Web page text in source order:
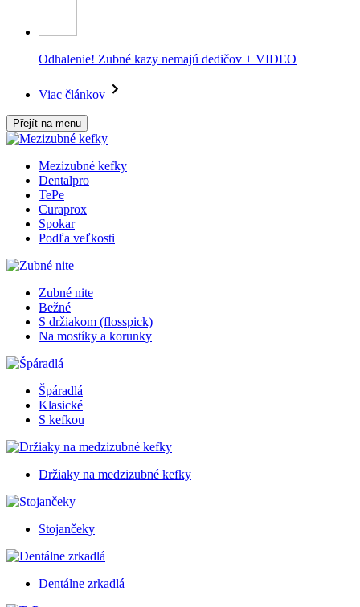
Odhalenie! Zubné kazy nemajú dedičov + VIDEO
Viac článkov
Přejít na menu
Mezizubné kefky
Dentalpro
TePe
Curaprox
Spokar
Podľa veľkosti
Zubné nite
Bežné
S držiakom (flosspick)
Na mostíky a korunky
Špáradlá
Klasické
S kefkou
Držiaky na medzizubné kefky
Stojančeky
Dentálne zrkadlá